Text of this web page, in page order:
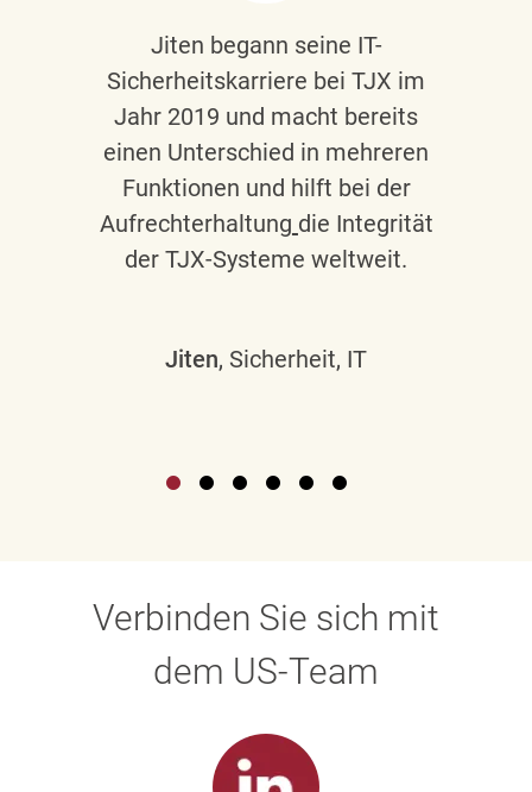
Jiten begann seine IT-
Sicherheitskarriere bei TJX im
Jahr 2019 und macht bereits
einen Unterschied in mehreren
Funktionen und hilft bei der
Aufrechterhaltung die Integrität
der TJX-Systeme weltweit.
Jiten, Sicherheit, IT
Verbinden Sie sich mit
dem US-Team